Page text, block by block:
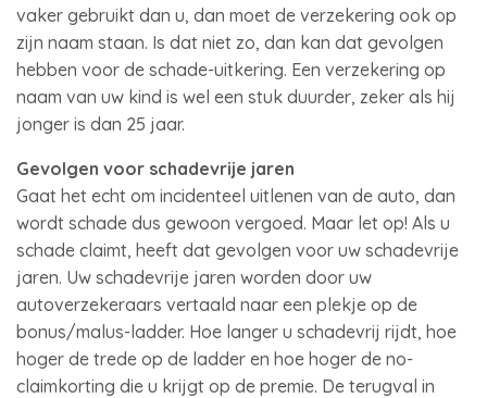
vaker gebruikt dan u, dan moet de verzekering ook op
zijn naam staan. Is dat niet zo, dan kan dat gevolgen
hebben voor de schade-uitkering. Een verzekering op
naam van uw kind is wel een stuk duurder, zeker als hij
jonger is dan 25 jaar.
Gevolgen voor schadevrije jaren
Gaat het echt om incidenteel uitlenen van de auto, dan
wordt schade dus gewoon vergoed. Maar let op! Als u
schade claimt, heeft dat gevolgen voor uw schadevrije
jaren. Uw schadevrije jaren worden door uw
autoverzekeraars vertaald naar een plekje op de
bonus/malus-ladder. Hoe langer u schadevrij rijdt, hoe
hoger de trede op de ladder en hoe hoger de no-
claimkorting die u krijgt op de premie. De terugval in